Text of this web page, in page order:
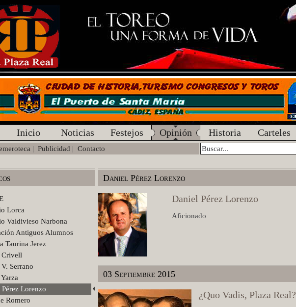
Inicio Noticias Festejos Opinión Historia Carteles
| Publicidad | Contacto
Lorca
Valdivieso Narbona
Antiguos Alumnos
Taurina Jerez
Crivell
Serrano
Lorenzo
Romero
Daniel Pérez Lorenzo
Daniel Pérez Lorenzo
Aficionado
03 Septiembre 2015
¿Quo Vadis, Plaza Real?